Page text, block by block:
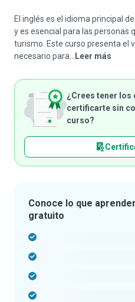
El inglés es el idioma principal
y es esencial para las personas
turismo. Este curso presenta el
necesario para...
Leer más
¿Crees tener
certificarte sin
curso?
Conoce lo que
gratuito